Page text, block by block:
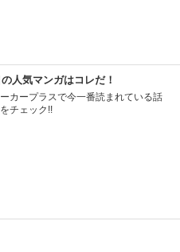
人気マンガはコレだ！
カープラスで今一番読まれている話
チェック!!